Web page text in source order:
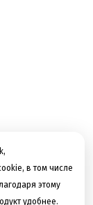
в том числе
этому
удобнее.